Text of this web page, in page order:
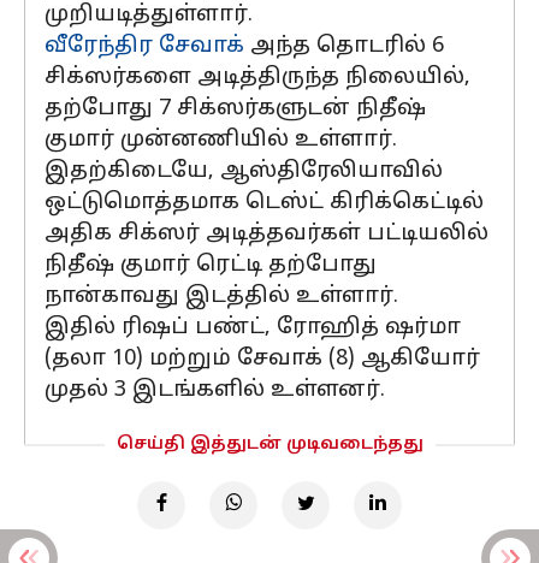
முறியடித்துள்ளார்.
வீரேந்திர சேவாக் அந்த தொடரில் 6
சிக்ஸர்களை அடித்திருந்த நிலையில்,
தற்போது 7 சிக்ஸர்களுடன் நிதீஷ்
குமார் முன்னணியில் உள்ளார்.
இதற்கிடையே, ஆஸ்திரேலியாவில்
ஒட்டுமொத்தமாக டெஸ்ட் கிரிக்கெட்டில்
அதிக சிக்ஸர் அடித்தவர்கள் பட்டியலில்
நிதீஷ் குமார் ரெட்டி தற்போது
நான்காவது இடத்தில் உள்ளார்.
இதில் ரிஷப் பண்ட், ரோஹித் ஷர்மா
(தலா 10) மற்றும் சேவாக் (8) ஆகியோர்
முதல் 3 இடங்களில் உள்ளனர்.
செய்தி இத்துடன் முடிவடைந்தது